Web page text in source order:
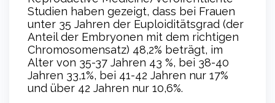
Studien haben gezeigt, dass bei Frauen
unter 35 Jahren der Euploiditätsgrad (der
Anteil der Embryonen mit dem richtigen
Chromosomensatz) 48,2% beträgt, im
Alter von 35-37 Jahren 43 %, bei 38-40
Jahren 33,1%, bei 41-42 Jahren nur 17%
und über 42 Jahren nur 10,6%.